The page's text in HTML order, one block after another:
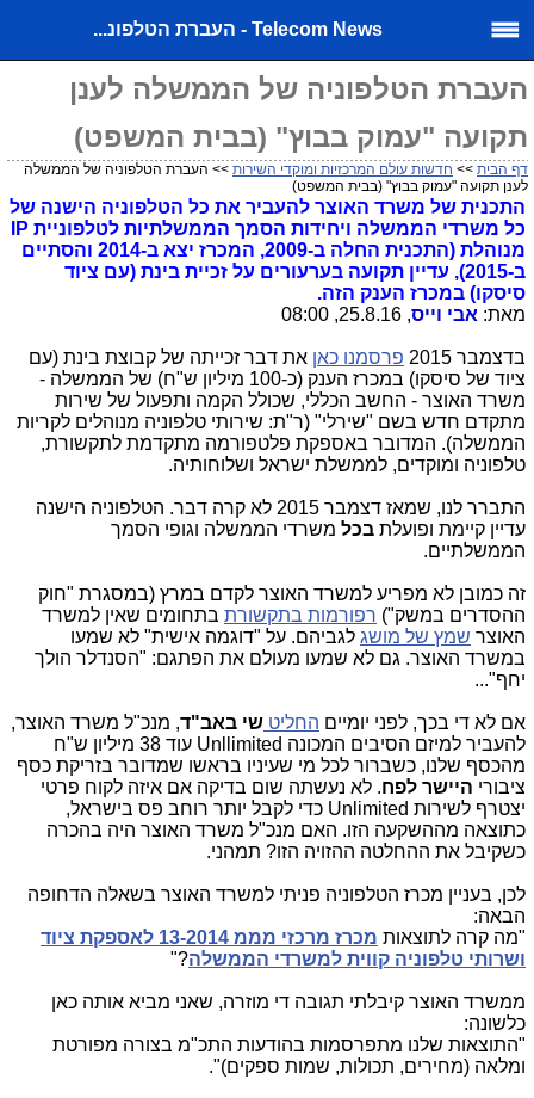
Telecom News - העברת הטלפונ...
העברת הטלפוניה של הממשלה לענן
תקועה "עמוק בבוץ" (בבית המשפט)
דף הבית >> חדשות עולם המרכזיות ומוקדי השירות >> העברת הטלפוניה של הממשלה
לענן תקועה "עמוק בבוץ" (בבית המשפט)
התכנית של משרד האוצר להעביר את כל הטלפוניה הישנה של
כל משרדי הממשלה ויחידות הסמך הממשלתיות לטלפוניית IP
מנוהלת (התכנית החלה ב-2009, המכרז יצא ב-2014 והסתיים
ב-2015), עדיין תקועה בערעורים על זכיית בינת (עם ציוד
סיסקו) במכרז הענק הזה.
מאת: אבי וייס, 25.8.16, 08:00
בדצמבר 2015 פרסמנו כאן את דבר זכייתה של קבוצת בינת (עם
ציוד של סיסקו) במכרז הענק (כ-100 מיליון ש"ח) של הממשלה -
משרד האוצר - החשב הכללי, שכולל הקמה ותפעול של שירות
מתקדם חדש בשם "שירלי" (ר"ת: שירותי טלפוניה מנוהלים לקריות
הממשלה). המדובר באספקת פלטפורמה מתקדמת לתקשורת,
טלפוניה ומוקדים, לממשלת ישראל ושלוחותיה.
התברר לנו, שמאז דצמבר 2015 לא קרה דבר. הטלפוניה הישנה
עדיין קיימת ופועלת בכל משרדי הממשלה וגופי הסמך
הממשלתיים.
זה כמובן לא מפריע למשרד האוצר לקדם במרץ (במסגרת "חוק
ההסדרים במשק") רפורמות בתקשורת בתחומים שאין למשרד
האוצר שמץ של מושג לגביהם. על "דוגמה אישית" לא שמעו
במשרד האוצר. גם לא שמעו מעולם את הפתגם: "הסנדלר הולך
יחף"...
אם לא די בכך, לפני יומיים החליט שי באב"ד, מנכ"ל משרד האוצר,
להעביר למיזם הסיבים המכונה Unllimited עוד 38 מיליון ש"ח
מהכסף שלנו, כשברור לכל מי שעיניו בראשו שמדובר בזריקת כסף
ציבורי היישר לפח. לא נעשתה שום בדיקה אם איזה לקוח פרטי
יצטרף לשירות Unlimited כדי לקבל יותר רוחב פס בישראל,
כתוצאה מההשקעה הזו. האם מנכ"ל משרד האוצר היה בהכרה
כשקיבל את ההחלטה ההזויה הזו? תמהני.
לכן, בעניין מכרז הטלפוניה פניתי למשרד האוצר בשאלה הדחופה
הבאה:
"מה קרה לתוצאות מכרז מרכזי מממ 13-2014 לאספקת ציוד
ושרותי טלפוניה קווית למשרדי הממשלה?"
ממשרד האוצר קיבלתי תגובה די מוזרה, שאני מביא אותה כאן
כלשונה:
"התוצאות שלנו מתפרסמות בהודעות התכ"מ בצורה מפורטת
ומלאה (מחירים, תכולות, שמות ספקים)".